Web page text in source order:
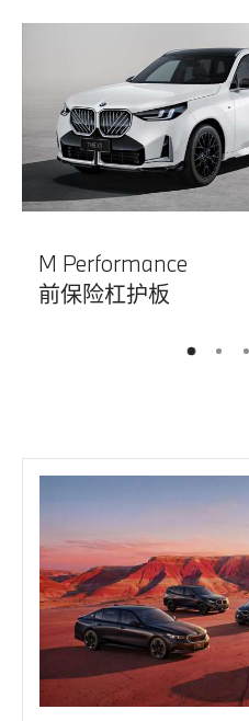
周边环境及时予以干预。若
故、纠纷，驾驶员应承担全
6. 生产月为2025年9月后（
xDrive30L车型的双肾格栅
框），前后保险杠饰条，后
顶行李架从银色外装组件调
置信息及价格详情请咨询当
M Performance
前保险杠护板
1